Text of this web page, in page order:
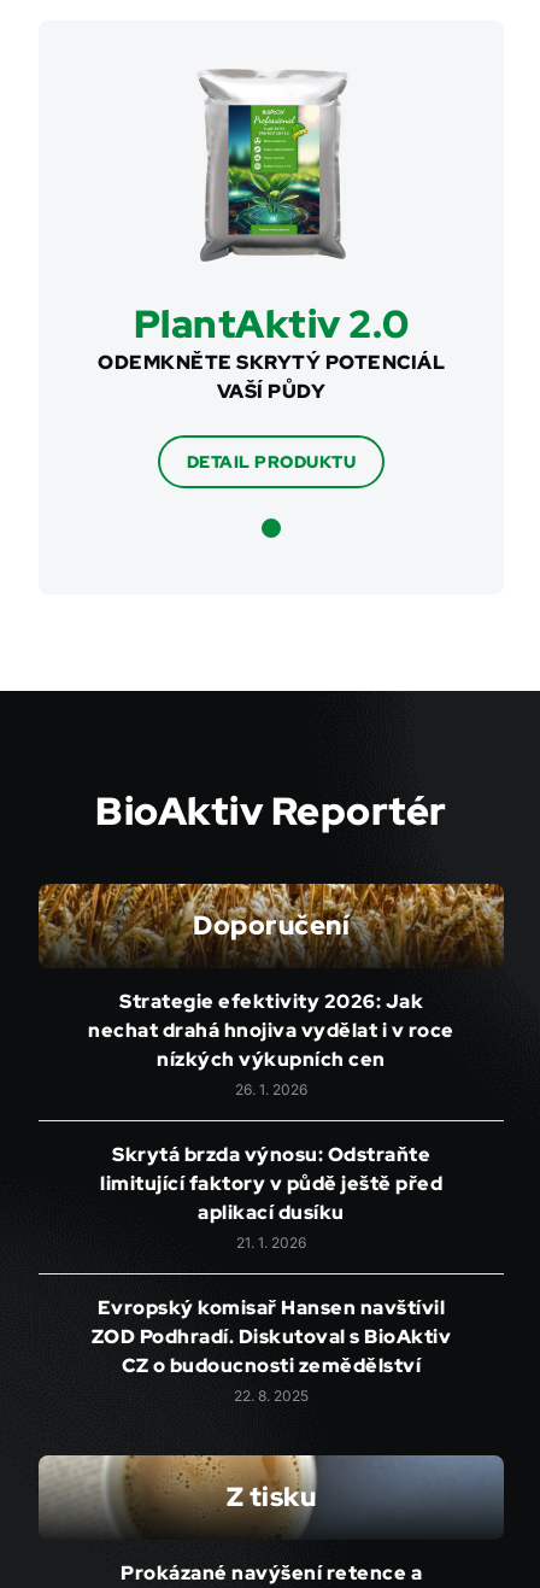
PlantAktiv 2.0
ODEMKNĚTE SKRYTÝ POTENCIÁL
VAŠÍ PŮDY
DETAIL PRODUKTU
BioAktiv Reportér
Doporučení
Strategie efektivity 2026: Jak
nechat drahá hnojiva vydělat i v roce
nízkých výkupních cen
26. 1. 2026
Skrytá brzda výnosu: Odstraňte
limitující faktory v půdě ještě před
aplikací dusíku
21. 1. 2026
Evropský komisař Hansen navštívil
ZOD Podhradí. Diskutoval s BioAktiv
CZ o budoucnosti zemědělství
22. 8. 2025
Z tisku
Prokázané navýšení retence a